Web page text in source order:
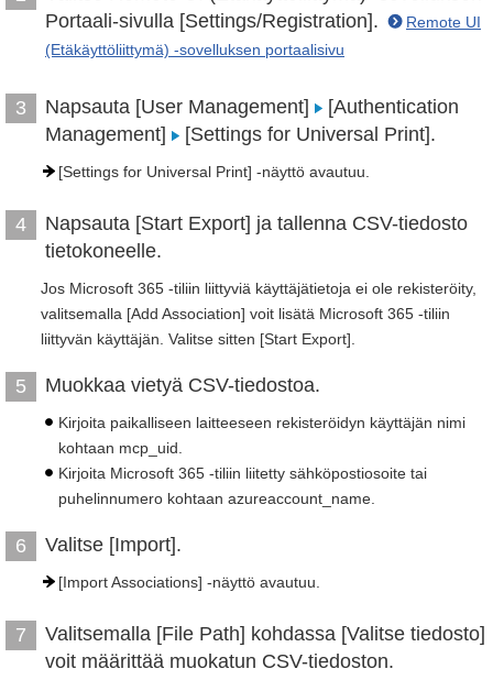
Portaali-sivulla [Settings/Registration].
Remote UI
(Etäkäyttöliittymä) -sovelluksen portaalisivu
3 Napsauta [User Management]
[Authentication
Management]
[Settings for Universal Print].
[Settings for Universal Print] -näyttö avautuu.
4
Napsauta [Start Export] ja tallenna CSV-tiedosto
tietokoneelle.
Jos Microsoft 365 -tiliin liittyviä käyttäjätietoja ei ole rekisteröity,
valitsemalla [Add Association] voit lisätä Microsoft 365 -tiliin
liittyvän käyttäjän. Valitse sitten [Start Export].
5 Muokkaa vietyä CSV-tiedostoa.
Kirjoita paikalliseen laitteeseen rekisteröidyn käyttäjän nimi
kohtaan mcp_uid.
Kirjoita Microsoft 365 -tiliin liitetty sähköpostiosoite tai
puhelinnumero kohtaan azureaccount_name.
6 Valitse [Import].
[Import Associations] -näyttö avautuu.
7
Valitsemalla [File Path] kohdassa [Valitse tiedosto]
voit määrittää muokatun CSV-tiedoston.